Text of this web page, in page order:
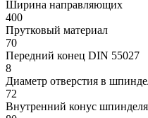
Ширина направляющих
400
Прутковый материал
70
Передний конец DIN 55027
8
Диаметр отверстия в
72
Внутренний конус шпинделя